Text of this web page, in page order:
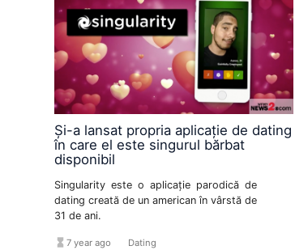
Și-a lansat propria aplicație de dating
în care el este singurul bărbat
disponibil
Singularity este o aplicație parodică de
dating creată de un american în vârstă de
31 de ani.
hourglass_full7 year ago Dating